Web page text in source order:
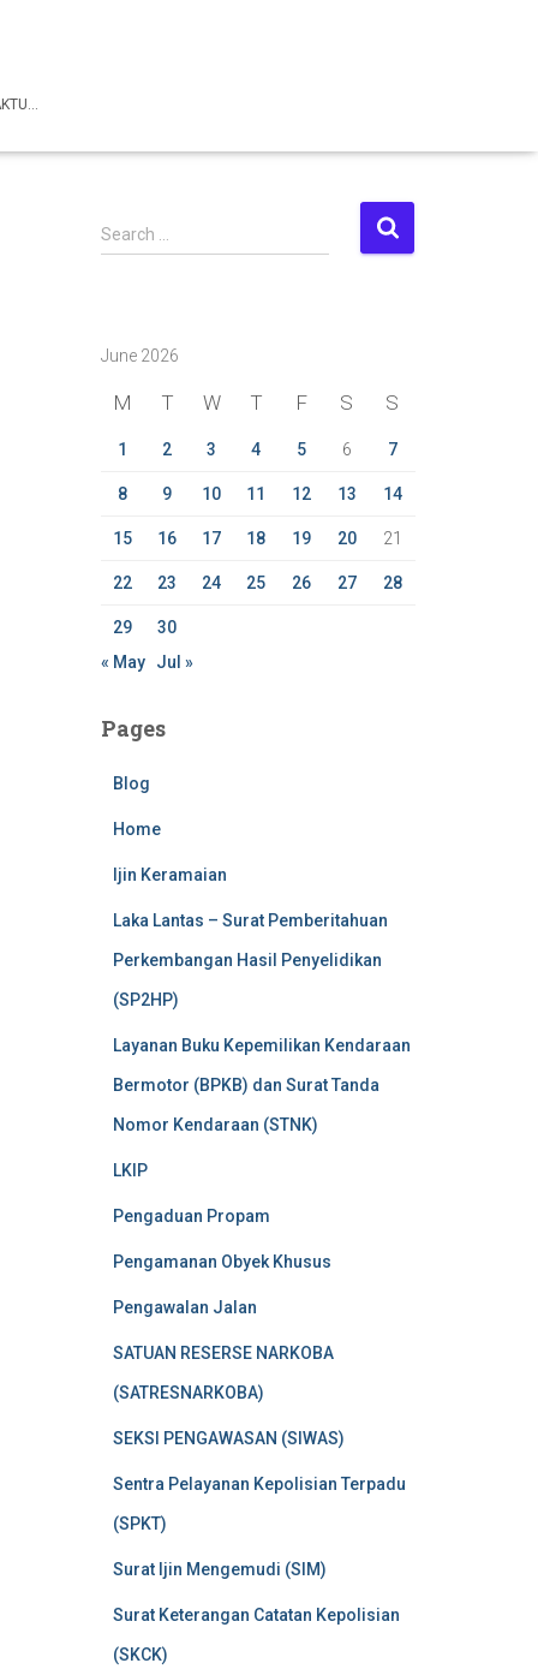
S
e
h
Search …
June 2026
M T W T F S S
1 2 3 4 5 6 7
8 9 10 11 12 13 14
15 16 17 18 19 20 21
22 23 24 25 26 27 28
29
30
« May
Jul »
Pages
Blog
Home
Ijin Keramaian
Laka Lantas – Surat Pemberitahuan
Perkembangan Hasil Penyelidikan
(SP2HP)
Layanan Buku Kepemilikan Kendaraan
Bermotor (BPKB) dan Surat Tanda
Nomor Kendaraan (STNK)
LKIP
Pengaduan Propam
Pengamanan Obyek Khusus
Pengawalan Jalan
SATUAN RESERSE NARKOBA
(SATRESNARKOBA)
SEKSI PENGAWASAN (SIWAS)
Sentra Pelayanan Kepolisian Terpadu
(SPKT)
Surat Ijin Mengemudi (SIM)
Surat Keterangan Catatan Kepolisian
(SKCK)